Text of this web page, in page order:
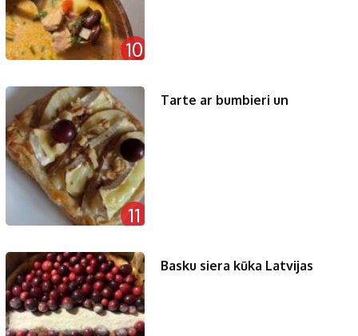
10
11
Tarte ar bumbieri un
Basku siera kūka Latvijas